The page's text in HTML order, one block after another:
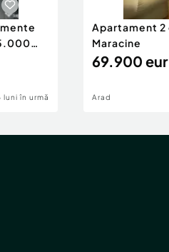
luni în urmă
Apartament 2
Maracine
69.900 eur
Arad